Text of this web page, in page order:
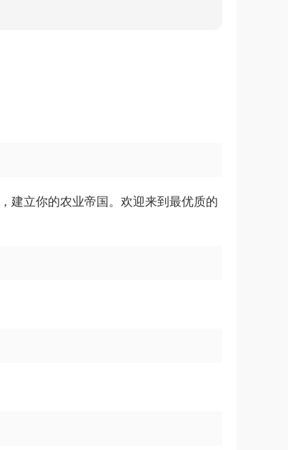
建立你的农业帝国。欢迎来到最优质的